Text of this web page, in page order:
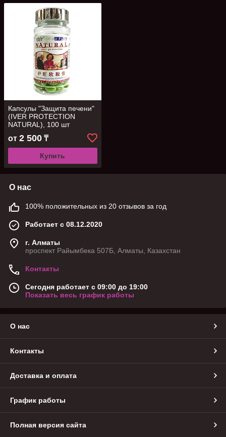
Капсулы "Защита печени"
(IVER PROTECTION
NATURAL), 100 шт
от 2 500 ₸
Купить
О нас
100% положительных из 20 отзывов за год
Работает с 08.12.2020
г. Алматы
проспект Райымбека 507Б, Алматы, Казахстан
Контакты
Сегодня работает с 09:00 до 19:00
Показать весь график работы
О нас
Контакты
Доставка и оплата
График работы
Полная версия сайта